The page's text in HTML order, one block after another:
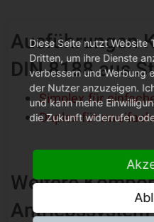
Ausführungen
DIN 8188 aus
Simplex für
Duplex für
Weitere
Antriebssystem
Diese Seite nutzt Website
Dritten, um ihre Dienste
verbessern und Werbung
der Nutzer anzuzeigen.
und kann meine
die Zukunft widerrufen